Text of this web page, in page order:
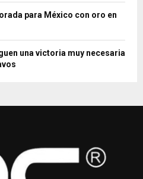
para México con oro en
una victoria muy necesaria